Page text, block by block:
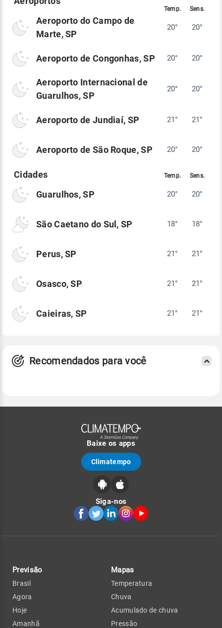
Aeroporto do Campo de
Marte, SP
20° 20°
Aeroporto de Congonhas, SP 20° 20°
Aeroporto Internacional de
Guarulhos, SP
20° 20°
Aeroporto de Jundiaí, SP 21° 21°
Aeroporto de São Roque, SP 20° 20°
Guarulhos, SP 20° 20°
São Caetano do Sul, SP 18° 18°
Perus, SP 21° 21°
Osasco, SP 21° 21°
Caieiras, SP 21° 21°
Recomendados para você
Baixe os apps
Climatempo
Siga-nos
Previsão
Brasil
Agora
Hoje
Amanhã
Mapas
Temperatura
Chuva
Acumulado de chuva
Pressão